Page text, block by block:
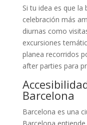
Si tu idea es que la
celebración más
diurnas como
excursiones
planea recorridos
after parties para
Barcelona
Barcelona es una